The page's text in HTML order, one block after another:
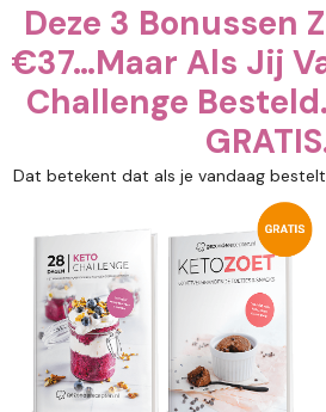
Deze 3 Bonussen
€37…Maar Als Jij
Challenge
Dat betekent dat als je vandaag